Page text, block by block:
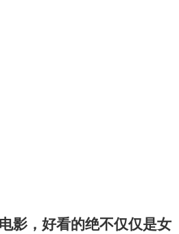
影，好看的绝不仅仅是女